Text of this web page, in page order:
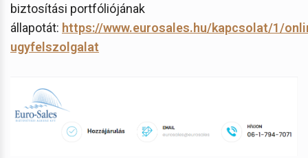
biztosítási portfóliójának
állapotát: https://www.eurosales.hu/kapcsolat/1/
ugyfelszolgalat